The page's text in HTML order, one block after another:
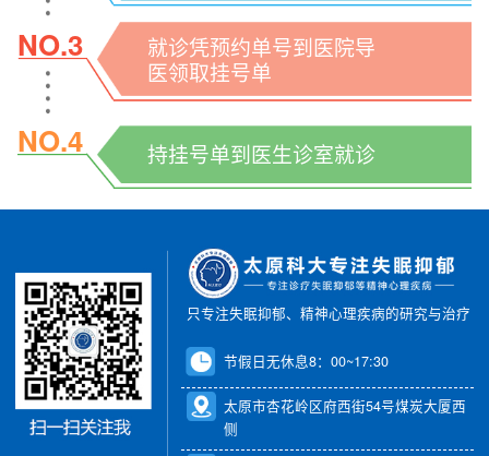
NO.3
就诊凭预约单号到医院导
医领取挂号单
NO.4 持挂号单到医生诊室就诊
只专注失眠抑郁、精神心理疾病的研究与治疗
节假日无休息8：00~17:30
太原市杏花岭区府西街54号煤炭大厦西
侧